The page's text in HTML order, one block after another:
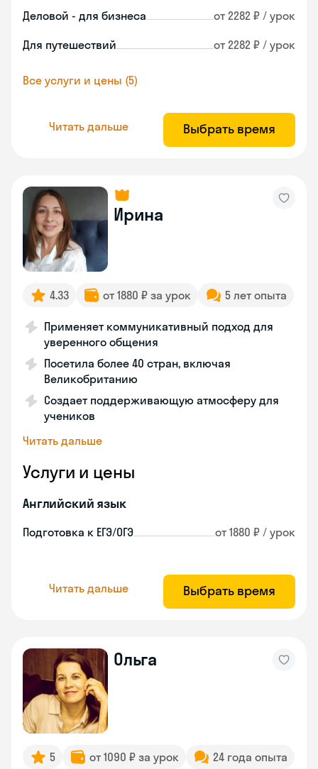
Деловой - для бизнеса от 2282 ₽ / урок
Для путешествий от 2282 ₽ / урок
Все услуги и цены (5)
Читать дальше Выбрать время
Ирина
4.33 от 1880 ₽ за урок 5 лет опыта
Применяет коммуникативный подход для
уверенного общения
Посетила более 40 стран, включая
Великобританию
Создает поддерживающую атмосферу для
учеников
Читать дальше
Услуги и цены
Английский язык
Подготовка к ЕГЭ/ОГЭ от 1880 ₽ / урок
Читать дальше Выбрать время
Ольга
5 от 1090 ₽ за урок
24 года опыта